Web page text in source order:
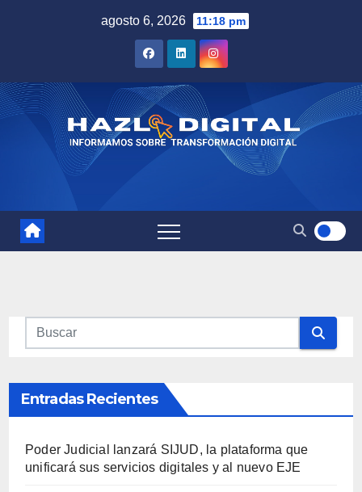
agosto 6, 2026 11:18 pm
Entradas Recientes
Poder Judicial lanzará SIJUD, la plataforma que
unificará sus servicios digitales y al nuevo EJE